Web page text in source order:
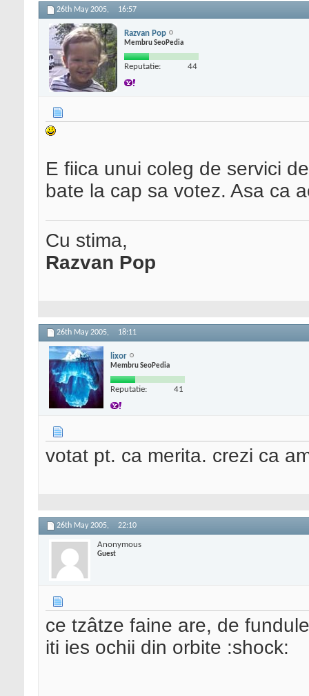
26th May 2005, 16:57
Razvan Pop
Membru SeoPedia
Reputatie: 44
E fiica unui coleg de servici
bate la cap sa votez. Asa ca
Cu stima,
Razvan Pop
26th May 2005, 18:11
lixor
Membru SeoPedia
Reputatie: 41
votat pt. ca merita. crezi ca
26th May 2005, 22:10
Anonymous
Guest
ce tzâtze faine are, de
iti ies ochii din orbite :shock: